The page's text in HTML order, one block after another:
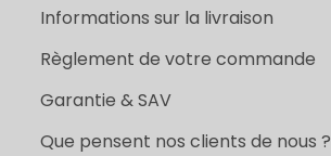
Informations sur la livraison
Règlement de votre commande
Garantie & SAV
Que pensent nos clients de nous ?